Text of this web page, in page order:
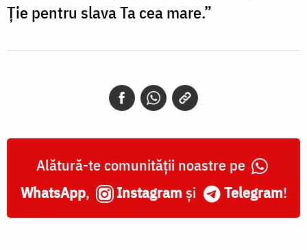
Ție pentru slava Ta cea mare.”
Alătură-te comunității noastre pe
WhatsApp, Instagram și Telegram!